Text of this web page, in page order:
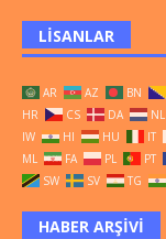
LISANLAR
AR AZ BN
HR
CS DA NL
IW
HI HU IT
ML
FA PL PT
SW
SV TG
HABER ARŞIVI